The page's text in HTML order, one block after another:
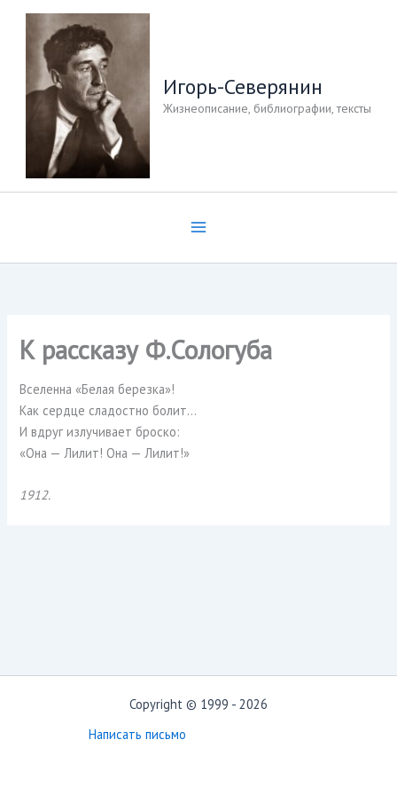
Перейти
содержимому
Игорь-Северянин
Жизнеописание, библиографии, тексты
К рассказу Ф.Сологуба
Вселенна «Белая березка»!
Как сердце сладостно болит…
И вдруг излучивает броско:
«Она — Лилит! Она — Лилит!»
1912.
Copyright © 1999 - 2026
Написать письмо